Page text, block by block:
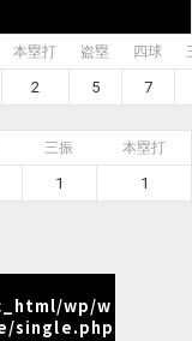
本塁打 盗塁 四球
2 5 7
三振 本塁打
1 1
wp/w
single.php